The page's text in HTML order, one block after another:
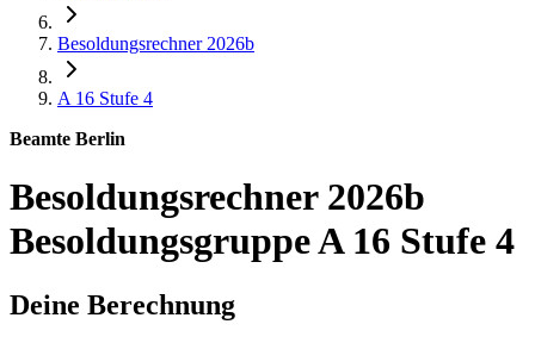
Besoldungsrechner 2026b
A 16 Stufe 4
Beamte Berlin
Besoldungsrechner 2026b
Besoldungsgruppe A 16 Stufe 4
Deine Berechnung